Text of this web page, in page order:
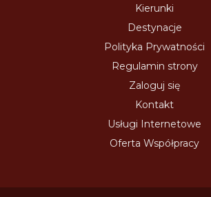
Kierunki
Destynacje
Polityka Prywatności
Regulamin strony
Zaloguj się
Kontakt
Usługi Internetowe
Oferta Współpracy